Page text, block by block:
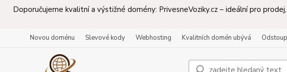
Doporučujeme kvalitní a výstižné domény: PrivesneVoziky.cz – ideální pro
Novou doménu Slevové kody Webhosting Kvalitních domén ubývá